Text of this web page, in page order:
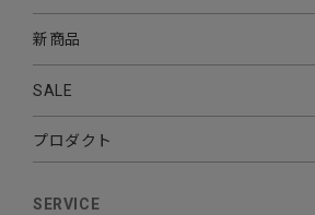
新商品
SALE
プロダクト
AUDIO
SERVICE